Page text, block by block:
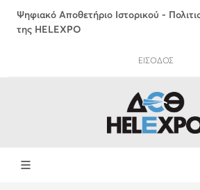
Ψηφιακό Αποθετήριο Ιστορικού -
της HELEXPO
ΕΙΣΟΔΟΣ